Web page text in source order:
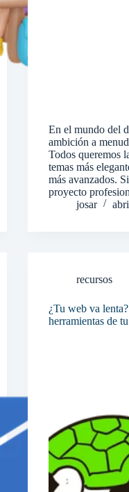
En el mundo del
ambición a
Todos queremos
temas más
más avanzados.
proyecto
josar
recursos
¿Tu web va
herramientas de